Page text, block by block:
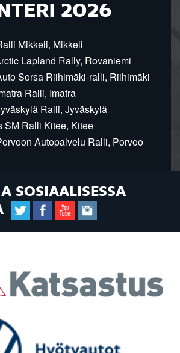
2026
Mikkeli, Mikkeli
Lapland Rally, Rovaniemi
Sorsa Riihimäki-ralli, Riihimäki
Ralli, Imatra
Ralli, Jyväskylä
SM Ralli Kitee, Kitee
Autopalvelu Ralli, Porvoo
SOSIAALISESSA